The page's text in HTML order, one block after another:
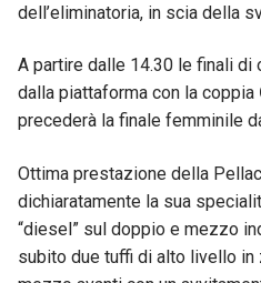
dell’eliminatoria, in scia della
A partire dalle 14.30 le finali di
dalla piattaforma con la coppia
precederà la finale femminile
Ottima prestazione della
dichiaratamente la sua
“diesel” sul doppio e mezzo
subito due tuffi di alto livello in